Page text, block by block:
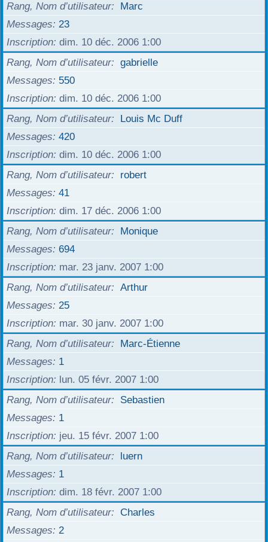
Rang, Nom d’utilisateur
Marc
Messages
23
Inscription dim. 10 déc. 2006 1:00
Rang, Nom d’utilisateur
gabrielle
Messages
550
Inscription dim. 10 déc. 2006 1:00
Rang, Nom d’utilisateur
Louis Mc Duff
Messages
420
Inscription dim. 10 déc. 2006 1:00
Rang, Nom d’utilisateur
robert
Messages
41
Inscription dim. 17 déc. 2006 1:00
Rang, Nom d’utilisateur
Monique
Messages
694
Inscription
mar. 23 janv. 2007 1:00
Rang, Nom d’utilisateur
Arthur
Messages
25
Inscription
mar. 30 janv. 2007 1:00
Rang, Nom d’utilisateur
Marc-Étienne
Messages
1
Inscription
lun. 05 févr. 2007 1:00
Rang, Nom d’utilisateur
Sebastien
Messages
1
Inscription
jeu. 15 févr. 2007 1:00
Rang, Nom d’utilisateur
luern
Messages
1
Inscription dim. 18 févr. 2007 1:00
Rang, Nom d’utilisateur
Charles
Messages
2